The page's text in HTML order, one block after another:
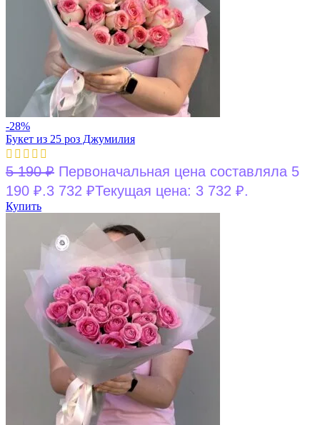
-28%
Букет из 25 роз Джумилия
5 190₽ Первоначальная цена составляла 5
190 ₽.3 732 ₽Текущая цена: 3 732 ₽.
Купить